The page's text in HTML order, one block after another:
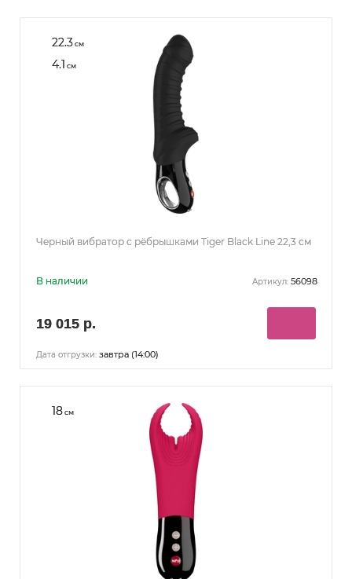
22.3см
4.1 см
Черный вибратор с рёбрышками Tiger Black Line 22,3 см
В наличии Артикул: 56098
19 015 р.
Дата отгрузки: завтра (14:00)
18см